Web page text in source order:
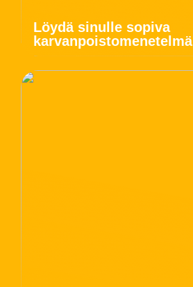
Löydä sinulle sopiva
karvanpoistomenetelmä